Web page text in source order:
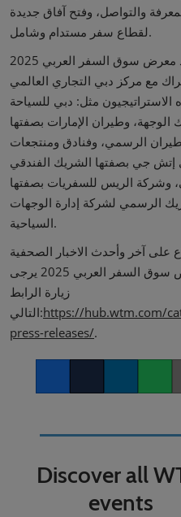
والتواصل، وفتح آفاق جديدة
لقطاع سفر مستدام وشامل.
ينعقد معرض سوق السفر العربي 2025
مع مركز دبي التجاري العالمي
الاستراتيجيون مثل: دبي للسياحة
وطيران الإمارات بصفتها
الرسمي، وفنادق ومنتجعات
إتش جي بصفتها الشريك الفندقي
وشركة الريس للسفريات بصفتها
الرسمي لشركة إدارة الوجهات
السياحية.
على آخر وأحدث الاخبار الصحفية
لمعرض سوق السفر العربي 2025 يرجى
زيارة الرابط
التالي:https://hub.wtm.com/
press-releases/.
Discover all
events